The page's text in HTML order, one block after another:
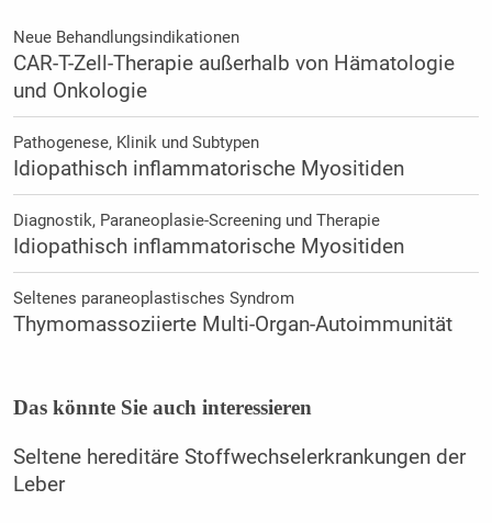
Neue Behandlungsindikationen
CAR-T-Zell-Therapie außerhalb von Hämatologie
und Onkologie
Pathogenese, Klinik und Subtypen
Idiopathisch inflammatorische Myositiden
Diagnostik, Paraneoplasie-Screening und Therapie
Idiopathisch inflammatorische Myositiden
Seltenes paraneoplastisches Syndrom
Thymomassoziierte Multi-Organ-Autoimmunität
Das könnte Sie auch interessieren
Seltene hereditäre Stoffwechselerkrankungen der
Leber